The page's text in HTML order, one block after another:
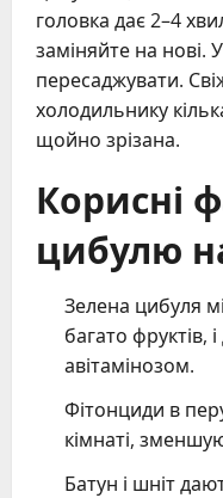
головка дає 2–4
заміняйте на нові.
пересаджувати.
холодильнику
щойно зрізана.
Корисні
цибулю
Зелена цибуля
багато фруктів,
авітамінозом.
Фітонциди в
кімнаті,
Батун і шніт